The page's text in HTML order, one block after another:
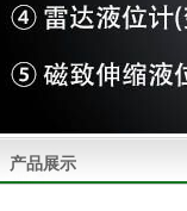
产品展示